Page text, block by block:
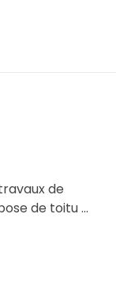
de
de toitu ...